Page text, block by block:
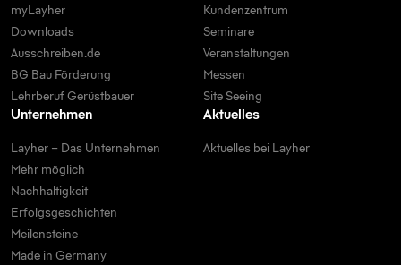
myLayher
Downloads
Ausschreiben.de
BG Bau Förderung
Lehrberuf Gerüstbauer
Kundenzentrum
Seminare
Veranstaltungen
Messen
Site Seeing
Unternehmen
Layher – Das Unternehmen
Mehr möglich
Nachhaltigkeit
Erfolgsgeschichten
Meilensteine
Made in Germany
Aktuelles
Aktuelles bei Layher